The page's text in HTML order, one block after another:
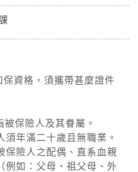
保資格，須攜帶甚麼證件
被保險人及其眷屬。
須年滿二十歲且無職業。
保險人之配偶、直系血親
例如：父母、祖父母、外